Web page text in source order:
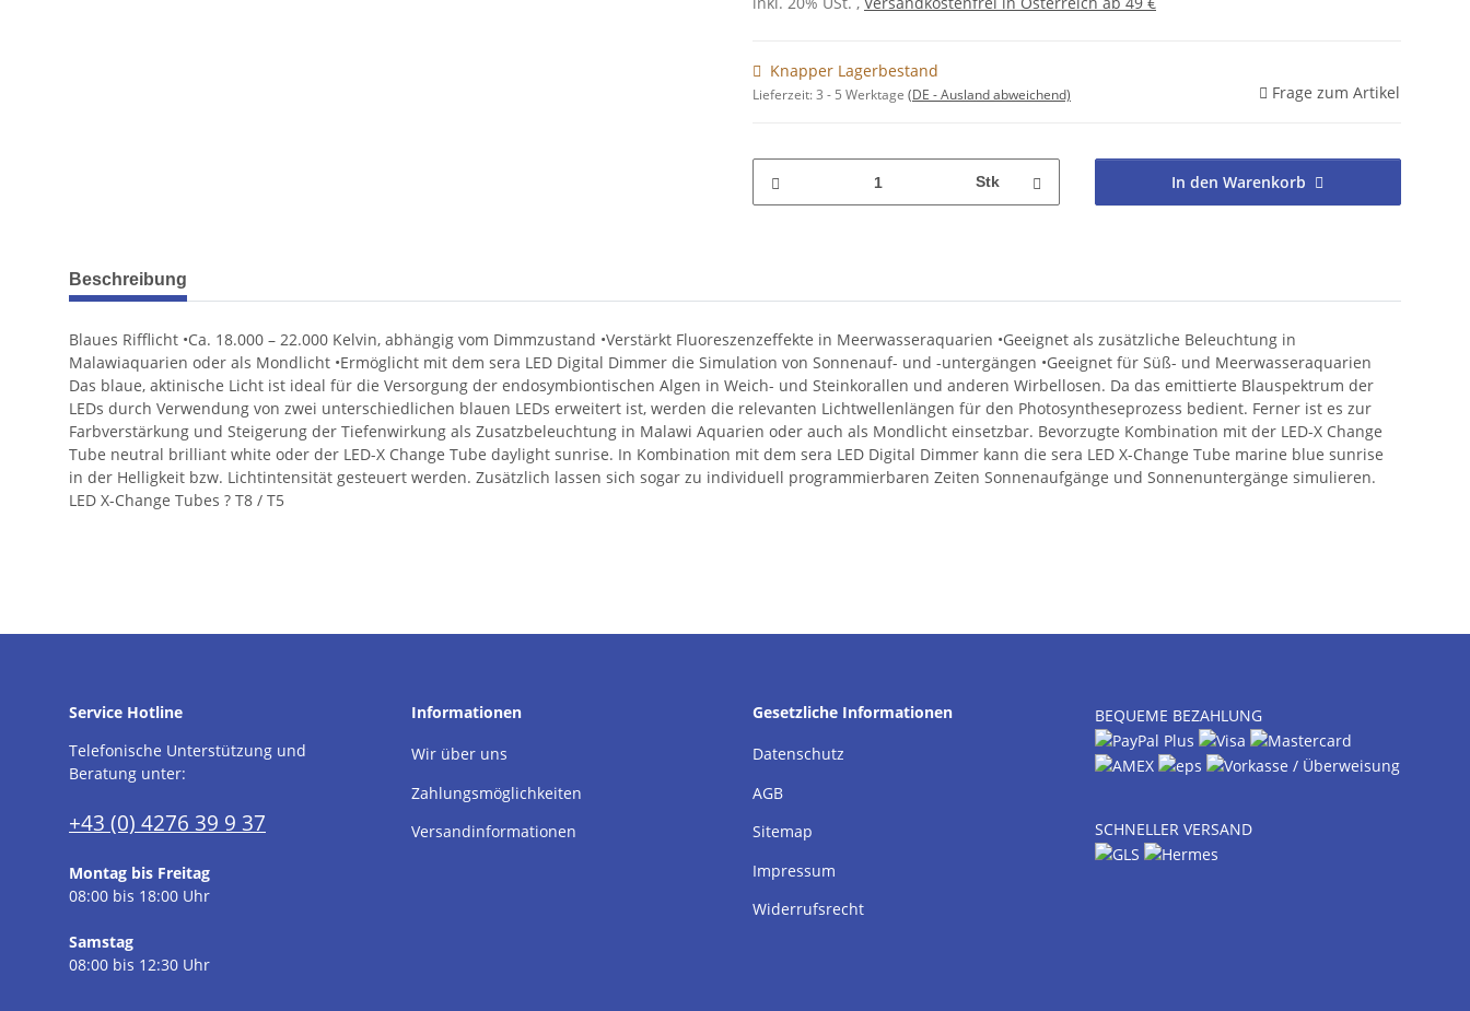
Knapper Lagerbestand
Lieferzeit:3 - 5 Werktage (DE - Ausland abweichend) Frage zum Artikel
Stk In den Warenkorb
weitere Registerkarten anzeigen
Beschreibung
Blaues Rifflicht •Ca. 18.000 – 22.000 Kelvin, abhängig vom Dimmzustand •Verstärkt Fluoreszenzeffekte in Meerwasseraquarien •Geeignet als zusätzliche Beleuchtung in
Malawiaquarien oder als Mondlicht •Ermöglicht mit dem sera LED Digital Dimmer die Simulation von Sonnenauf- und -untergängen •Geeignet für Süß- und Meerwasseraquarien
Das blaue, aktinische Licht ist ideal für die Versorgung der endosymbiontischen Algen in Weich- und Steinkorallen und anderen Wirbellosen. Da das emittierte Blauspektrum der
LEDs durch Verwendung von zwei unterschiedlichen blauen LEDs erweitert ist, werden die relevanten Lichtwellenlängen für den Photosyntheseprozess bedient. Ferner ist es zur
Farbverstärkung und Steigerung der Tiefenwirkung als Zusatzbeleuchtung in Malawi Aquarien oder auch als Mondlicht einsetzbar. Bevorzugte Kombination mit der LED-X Change
Tube neutral brilliant white oder der LED-X Change Tube daylight sunrise. In Kombination mit dem sera LED Digital Dimmer kann die sera LED X-Change Tube marine blue sunrise
in der Helligkeit bzw. Lichtintensität gesteuert werden. Zusätzlich lassen sich sogar zu individuell programmierbaren Zeiten Sonnenaufgänge und Sonnenuntergänge simulieren.
LED X-Change Tubes ? T8 / T5
Service Hotline
Telefonische Unterstützung und
Beratung unter:
+43 (0) 4276 39 9 37
Montag bis Freitag
08:00 bis 18:00 Uhr
Samstag
08:00 bis 12:30 Uhr
Informationen
Wir über uns
Zahlungsmöglichkeiten
Versandinformationen
Gesetzliche Informationen
Datenschutz
AGB
Sitemap
Impressum
Widerrufsrecht
BEQUEME BEZAHLUNG
SCHNELLER VERSAND